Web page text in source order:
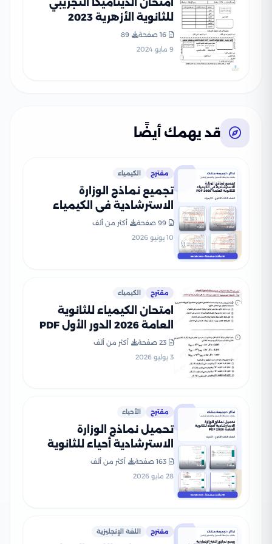
امتحان الديناميكا التجريبي
للثانوية الأزهرية 2023
16 صفحة
89
9 مايو 2024
قد يهمك أيضًا
مقترح الكيمياء
تجميع نماذج الوزارة
الاسترشادية في الكيمياء
للثانوية العامة 2026 PDF
99 صفحة
أكثر من ألف
10 يونيو 2026
مقترح الكيمياء
امتحان الكيمياء للثانوية
العامة 2026 الدور الأول PDF
لطلاب الصف الثالث الثانوي
23 صفحة
أكثر من ألف
3 يوليو 2026
مقترح الأحياء
تحميل نماذج الوزارة
الاسترشادية أحياء للثانوية
العامة 2026 PDF
163 صفحة
أكثر من ألف
28 مايو 2026
مقترح اللغة الإنجليزية